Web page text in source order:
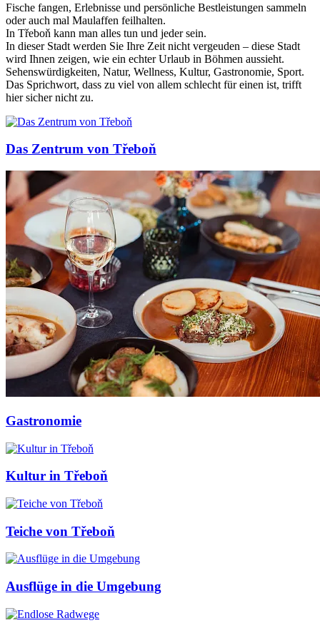
Fische fangen, Erlebnisse und persönliche Bestleistungen sammeln
oder auch mal Maulaffen feilhalten.
In Třeboň kann man alles tun und jeder sein.
In dieser Stadt werden Sie Ihre Zeit nicht vergeuden – diese Stadt
wird Ihnen zeigen, wie ein echter Urlaub in Böhmen aussieht.
Sehenswürdigkeiten, Natur, Wellness, Kultur, Gastronomie, Sport.
Das Sprichwort, dass zu viel von allem schlecht für einen ist, trifft
hier sicher nicht zu.
Das Zentrum von Třeboň
Gastronomie
Kultur in Třeboň
Teiche von Třeboň
Ausflüge in die Umgebung